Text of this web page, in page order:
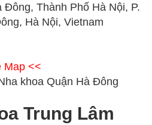
Đông, Thành Phố Hà Nội, P.
Hà Nội, Vietnam
Map <<
khoa Quận Hà Đông
Trung Lâm